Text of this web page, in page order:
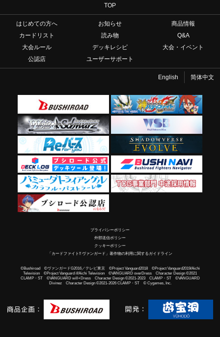
TOP
はじめての方へ お知らせ
商品情報
カードリスト
読み物
Q&A
大会ルール
デッキレシピ
大会・イベント
公認店
ユーザーサポート
English 简体中文
プライバシーポリシー
外部送信ポリシー
クッキーポリシー
「カードファイト!! ヴァンガード」著作物の利用に関するガイドライン
©Bushiroad ©ヴァンガードG2016／テレビ東京 ©Project Vanguard2018 ©Project Vanguard2019/Aichi
Television ©Project Vanguard if/Aichi Television ©VANGUARD overDress Character Design ©2021
CLAMP・ST ©VANGUARD will+Dress Character Design ©2021-2023 CLAMP・ST ©VANGUARD
Divinez Character Design ©2021-2026 CLAMP・ST © Cygames, Inc.